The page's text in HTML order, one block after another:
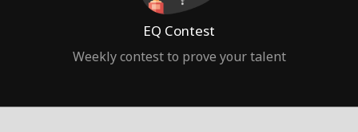
EQ Contest
Weekly contest to prove your talent